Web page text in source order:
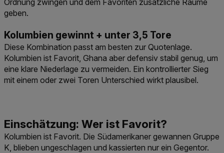
Ordnung zwingen und dem Favoriten zusätzliche Räume
geben.
Kolumbien gewinnt + unter 3,5 Tore
Diese Kombination passt am besten zur Quotenlage.
Kolumbien ist Favorit, Ghana aber defensiv stabil genug, um
eine klare Niederlage zu vermeiden. Ein kontrollierter Sieg
mit einem oder zwei Toren Unterschied wirkt plausibel.
Kolumbien ist Favorit. Die Südamerikaner gewannen Gruppe
K, blieben ungeschlagen und kassierten nur ein Gegentor.